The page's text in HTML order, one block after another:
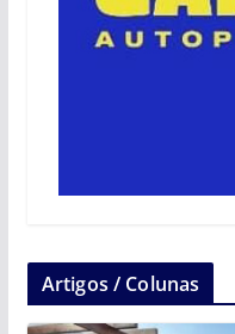
Artigos / Colunas